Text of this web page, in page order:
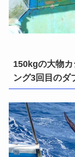
150kgの大物
ング3回目のダ